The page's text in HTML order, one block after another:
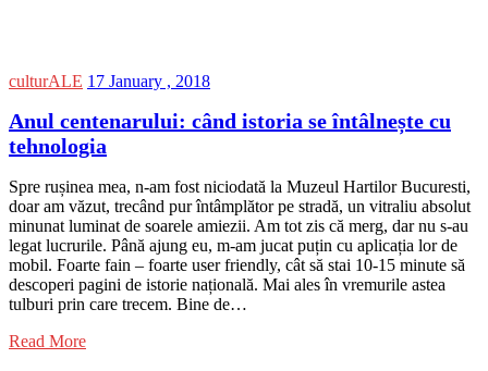
culturALE 17 January , 2018
Anul centenarului: când istoria se întâlnește cu
tehnologia
Spre rușinea mea, n-am fost niciodată la Muzeul Hartilor Bucuresti,
doar am văzut, trecând pur întâmplător pe stradă, un vitraliu absolut
minunat luminat de soarele amiezii. Am tot zis că merg, dar nu s-au
legat lucrurile. Până ajung eu, m-am jucat puțin cu aplicația lor de
mobil. Foarte fain – foarte user friendly, cât să stai 10-15 minute să
descoperi pagini de istorie națională. Mai ales în vremurile astea
tulburi prin care trecem. Bine de…
Read More